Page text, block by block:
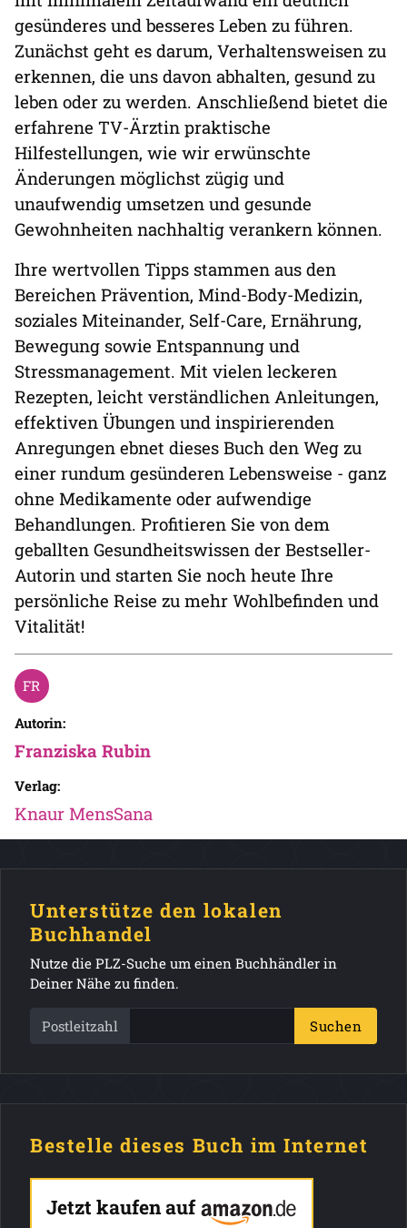
gesünderes und besseres Leben zu führen.
Zunächst geht es darum, Verhaltensweisen zu
erkennen, die uns davon abhalten, gesund zu
leben oder zu werden. Anschließend bietet die
erfahrene TV-Ärztin praktische
Hilfestellungen, wie wir erwünschte
Änderungen möglichst zügig und
unaufwendig umsetzen und gesunde
Gewohnheiten nachhaltig verankern können.
Ihre wertvollen Tipps stammen aus den
Bereichen Prävention, Mind-Body-Medizin,
soziales Miteinander, Self-Care, Ernährung,
Bewegung sowie Entspannung und
Stressmanagement. Mit vielen leckeren
Rezepten, leicht verständlichen Anleitungen,
effektiven Übungen und inspirierenden
Anregungen ebnet dieses Buch den Weg zu
einer rundum gesünderen Lebensweise - ganz
ohne Medikamente oder aufwendige
Behandlungen. Profitieren Sie von dem
geballten Gesundheitswissen der Bestseller-
Autorin und starten Sie noch heute Ihre
persönliche Reise zu mehr Wohlbefinden und
Vitalität!
Autorin:
Franziska Rubin
Verlag:
Knaur MensSana
Unterstütze den lokalen
Buchhandel
Nutze die PLZ-Suche um einen Buchhändler in
Deiner Nähe zu finden.
Postleitzahl Suchen
Bestelle dieses Buch im Internet
Jetzt kaufen auf